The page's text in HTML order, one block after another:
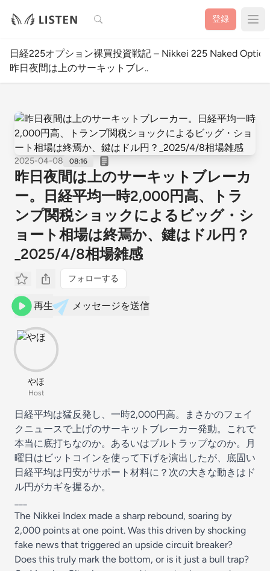
検索 登録
日経225オプション裸買投資戦記 – Nikkei 225 Naked
昨日夜間は上のサーキットブレ..
2025-04-08 08:16
昨日夜間は上のサーキットブレーカ
ー。日経平均一時2,000円高、トラ
ンプ関税ショックによるビッグ・シ
ョート相場は終焉か、鍵はドル円？
_2025/4/8相場雑感
フォローする
再生 メッセージを送信
やほ
Host
日経平均は猛反発し、一時2,000円高。まさかのフェイ
クニュースで上げのサーキットブレーカー発動。これで
本当に底打ちなのか。あるいはブルトラップなのか。月
曜日はビットコインを使って下げを演出したが、底固い
日経平均は円安がサポート材料に？次の大きな動きはド
ル円がカギを握るか。
The Nikkei Index made a sharp rebound, soaring by
2,000 points at one point. Was this driven by shocking
fake news that triggered an upside circuit breaker?
Does this truly mark the bottom, or is it just a bull trap?